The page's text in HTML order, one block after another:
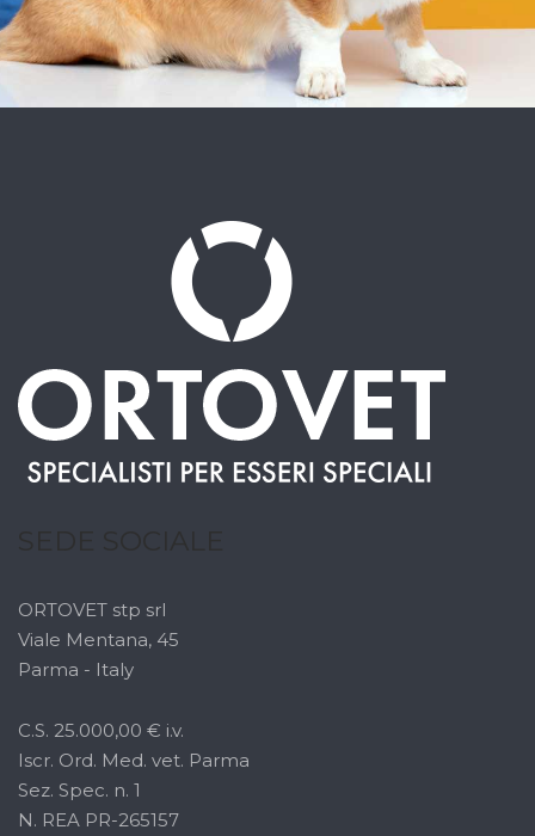
ORTOVET stp srl
Viale Mentana, 45
Parma - Italy
C.S. 25.000,00 € i.v.
Iscr. Ord. Med. vet. Parma
Sez. Spec. n. 1
N. REA PR-265157